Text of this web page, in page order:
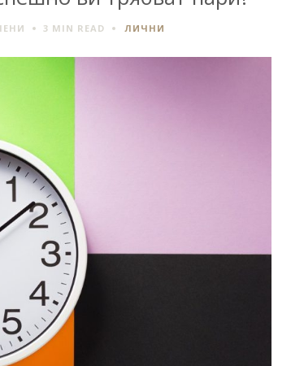
ЗА
СА
ПАРИ?
3 MIN READ ЛИЧНИ